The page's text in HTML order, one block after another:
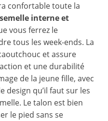
confortable toute la
interne et
vous ferrez le
tous les week-ends. La
et assure
et une durabilité
de la jeune fille, avec
design qu’il faut sur les
Le talon est bien
le pied sans se